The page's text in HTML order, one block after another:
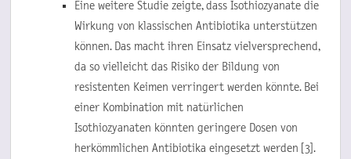
Eine weitere Studie zeigte, dass Isothiozyanate die
Wirkung von klassischen Antibiotika unterstützen
können. Das macht ihren Einsatz vielversprechend,
da so vielleicht das Risiko der Bildung von
resistenten Keimen verringert werden könnte. Bei
einer Kombination mit natürlichen
Isothiozyanaten könnten geringere Dosen von
herkömmlichen Antibiotika eingesetzt werden [3].